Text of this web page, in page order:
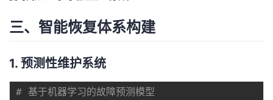
三、智能恢复体系构建
1. 预测性维护系统
# 基于机器学习的故障预测模型